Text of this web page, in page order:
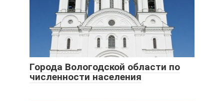
Города Вологодской области по
численности населения